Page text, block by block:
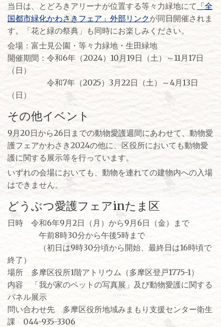
当日は、とどろきアリーナが位置する等々力緑地にて 「全
国都市緑化かわさきフェア」外部リンクが同日開催されま
す。「花と緑の祭典」も同時にお楽しみください。
会場：富士見公園・等々力緑地・生田緑地
開催期間：令和6年（2024）10月19日（土）～11月17日
（日）
令和7年（2025）3月22日（土）～4月13日
（日）
その他イベント
9月20日から26日までの動物愛護週間にあわせて、動物愛
護フェアかわさき2024の他に、区役所においても動物愛
護に関する展示等を行っています。
いずれの会場においても、動物を連れての建物内への入場
はできません。
どうぶつ愛護フェアinたま区
日時 令和6年9月2日（月）から9月6日（金）まで
午前8時30分から午後5時まで
（初日は9時30分頃から開始、最終日は16時頃で
終了）
場所 多摩区役所1階アトリウム（多摩区登戸1775-1）
内容 「我が家のペットの写真展」及び動物愛護に関する
パネル展示
問い合わせ先 多摩区役所地域みまもり支援センター衛生
課 044-935-3306